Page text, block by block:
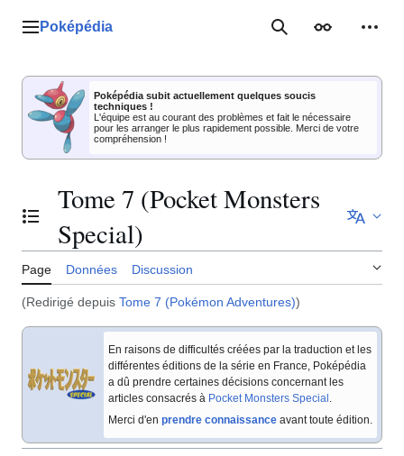
Menu principal
Poképédia RechercherApparence
Poképédia subit actuellement quelques soucis
techniques !
L'équipe est au courant des problèmes et fait le nécessaire
pour les arranger le plus rapidement possible. Merci de votre
compréhension !
Basculer la table des matières
Tome 7 (Pocket Monsters
Special)
Page Données Discussion
(Redirigé depuis Tome 7 (Pokémon Adventures))
En raisons de difficultés créées par la traduction et les
différentes éditions de la série en France, Poképédia
a dû prendre certaines décisions concernant les
articles consacrés à Pocket Monsters Special.
Merci d'en prendre connaissance avant toute édition.